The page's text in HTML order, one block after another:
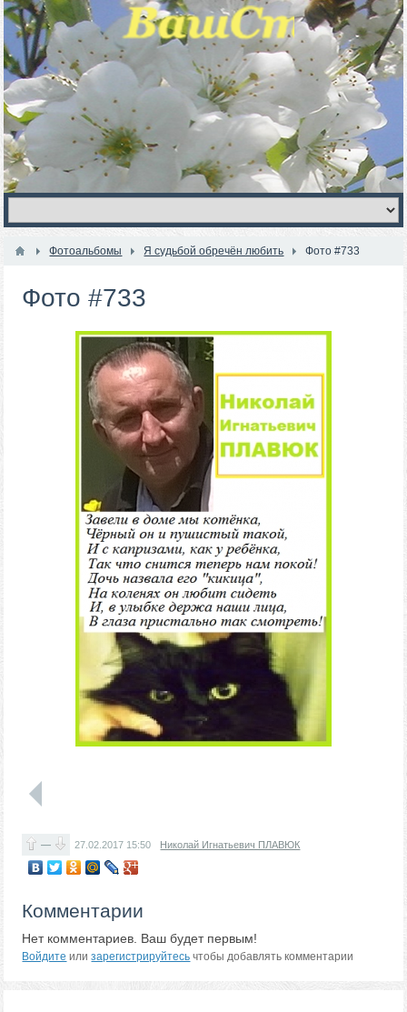
Фотоальбомы Я судьбой обречён любить Фото #733
Фото #733
— 27.02.2017 15:50 Николай Игнатьевич ПЛАВЮК
Комментарии
Нет комментариев. Ваш будет первым!
Войдите илизарегистрируйтесь чтобы добавлять комментарии